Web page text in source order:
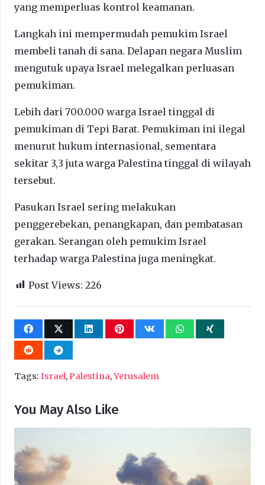
yang memperluas kontrol keamanan.
Langkah ini mempermudah pemukim Israel
membeli tanah di sana. Delapan negara Muslim
mengutuk upaya Israel melegalkan perluasan
pemukiman.
Lebih dari 700.000 warga Israel tinggal di
pemukiman di Tepi Barat. Pemukiman ini ilegal
menurut hukum internasional, sementara
sekitar 3,3 juta warga Palestina tinggal di wilayah
tersebut.
Pasukan Israel sering melakukan
penggerebekan, penangkapan, dan pembatasan
gerakan. Serangan oleh pemukim Israel
terhadap warga Palestina juga meningkat.
Post Views: 226
Tags: Israel,Palestina,Yerusalem
You May Also Like